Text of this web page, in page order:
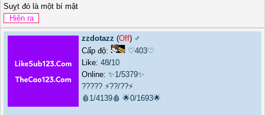
Suỵt đó là một bí mật
zzdotazz (Off) ♂️
Cấp độ:
♡403♡
Like: 48/10
Online: ✨1/5379✨
????? ⚡??/??⚡
🩸1/4139🩸 🌟0/1693🌟